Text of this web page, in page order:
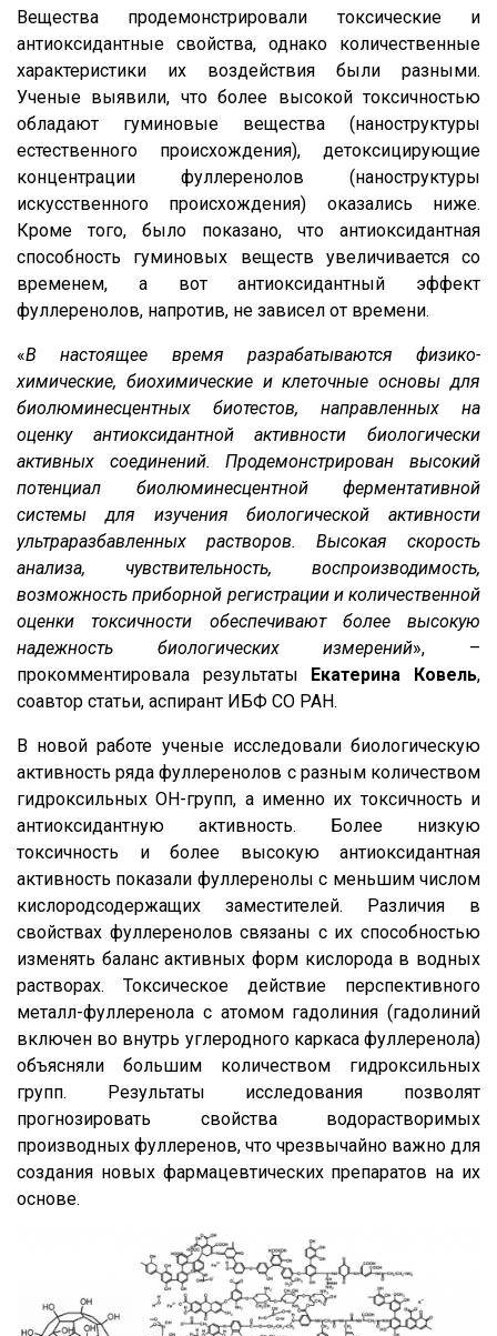
Вещества продемонстрировали токсические и
антиоксидантные свойства, однако количественные
характеристики их воздействия были разными.
Ученые выявили, что более высокой токсичностью
обладают гуминовые вещества (наноструктуры
естественного происхождения), детоксицирующие
концентрации фуллеренолов (наноструктуры
искусственного происхождения) оказались ниже.
Кроме того, было показано, что антиоксидантная
способность гуминовых веществ увеличивается со
временем, а вот антиоксидантный эффект
фуллеренолов, напротив, не зависел от времени.
«В настоящее время разрабатываются физико-
химические, биохимические и клеточные основы для
биолюминесцентных биотестов, направленных на
оценку антиоксидантной активности биологически
активных соединений. Продемонстрирован высокий
потенциал биолюминесцентной ферментативной
системы для изучения биологической активности
ультраразбавленных растворов. Высокая скорость
анализа, чувствительность, воспроизводимость,
возможность приборной регистрации и количественной
оценки токсичности обеспечивают более высокую
надежность биологических измерений», –
прокомментировала результаты
Екатерина Ковель,
соавтор статьи, аспирант ИБФ СО РАН.
В новой работе ученые исследовали биологическую
активность ряда фуллеренолов с разным количеством
гидроксильных ОН-групп, а именно их токсичность и
антиоксидантную активность. Более низкую
токсичность и более высокую антиоксидантная
активность показали фуллеренолы с меньшим числом
кислородсодержащих заместителей. Различия в
свойствах фуллеренолов связаны с их способностью
изменять баланс активных форм кислорода в водных
растворах. Токсическое действие перспективного
металл-фуллеренола с атомом гадолиния (гадолиний
включен во внутрь углеродного каркаса фуллеренола)
объясняли большим количеством гидроксильных
групп. Результаты исследования позволят
прогнозировать свойства водорастворимых
производных фуллеренов, что чрезвычайно важно для
создания новых фармацевтических препаратов на их
основе.